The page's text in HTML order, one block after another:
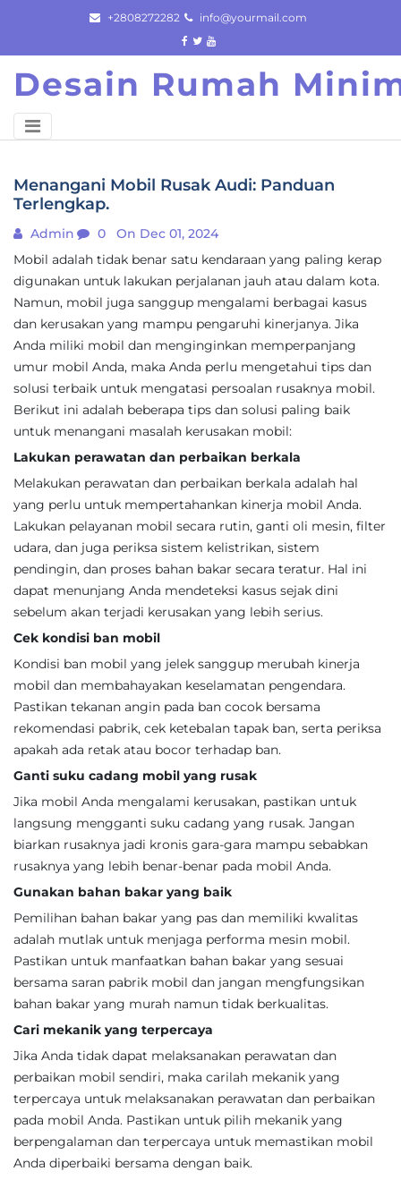
content
+2808272282 info@yourmail.com
Desain Rumah
Menangani Mobil Rusak Audi: Panduan
Terlengkap.
Admin 0
On Dec 01, 2024
Mobil adalah tidak benar satu kendaraan yang paling kerap
digunakan untuk lakukan perjalanan jauh atau dalam kota.
Namun, mobil juga sanggup mengalami berbagai kasus
dan kerusakan yang mampu pengaruhi kinerjanya. Jika
Anda miliki mobil dan menginginkan memperpanjang
umur mobil Anda, maka Anda perlu mengetahui tips dan
solusi terbaik untuk mengatasi persoalan rusaknya mobil.
Berikut ini adalah beberapa tips dan solusi paling baik
untuk menangani masalah kerusakan mobil:
Lakukan perawatan dan perbaikan berkala
Melakukan perawatan dan perbaikan berkala adalah hal
yang perlu untuk mempertahankan kinerja mobil Anda.
Lakukan pelayanan mobil secara rutin, ganti oli mesin, filter
udara, dan juga periksa sistem kelistrikan, sistem
pendingin, dan proses bahan bakar secara teratur. Hal ini
dapat menunjang Anda mendeteksi kasus sejak dini
sebelum akan terjadi kerusakan yang lebih serius.
Cek kondisi ban mobil
Kondisi ban mobil yang jelek sanggup merubah kinerja
mobil dan membahayakan keselamatan pengendara.
Pastikan tekanan angin pada ban cocok bersama
rekomendasi pabrik, cek ketebalan tapak ban, serta periksa
apakah ada retak atau bocor terhadap ban.
Ganti suku cadang mobil yang rusak
Jika mobil Anda mengalami kerusakan, pastikan untuk
langsung mengganti suku cadang yang rusak. Jangan
biarkan rusaknya jadi kronis gara-gara mampu sebabkan
rusaknya yang lebih benar-benar pada mobil Anda.
Gunakan bahan bakar yang baik
Pemilihan bahan bakar yang pas dan memiliki kwalitas
adalah mutlak untuk menjaga performa mesin mobil.
Pastikan untuk manfaatkan bahan bakar yang sesuai
bersama saran pabrik mobil dan jangan mengfungsikan
bahan bakar yang murah namun tidak berkualitas.
Cari mekanik yang terpercaya
Jika Anda tidak dapat melaksanakan perawatan dan
perbaikan mobil sendiri, maka carilah mekanik yang
terpercaya untuk melaksanakan perawatan dan perbaikan
pada mobil Anda. Pastikan untuk pilih mekanik yang
berpengalaman dan terpercaya untuk memastikan mobil
Anda diperbaiki bersama dengan baik.